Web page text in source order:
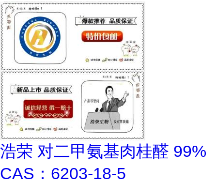
浩荣 对二甲氨基肉桂醛 99%
CAS：6203-18-5